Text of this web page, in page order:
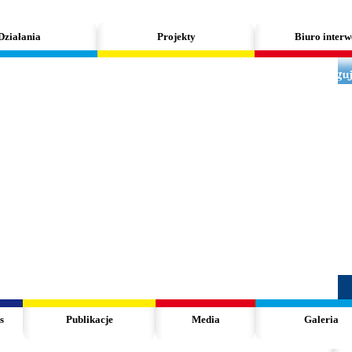
Projekty Biuro
Publikacje Media Galeria